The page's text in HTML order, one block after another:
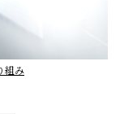
組み